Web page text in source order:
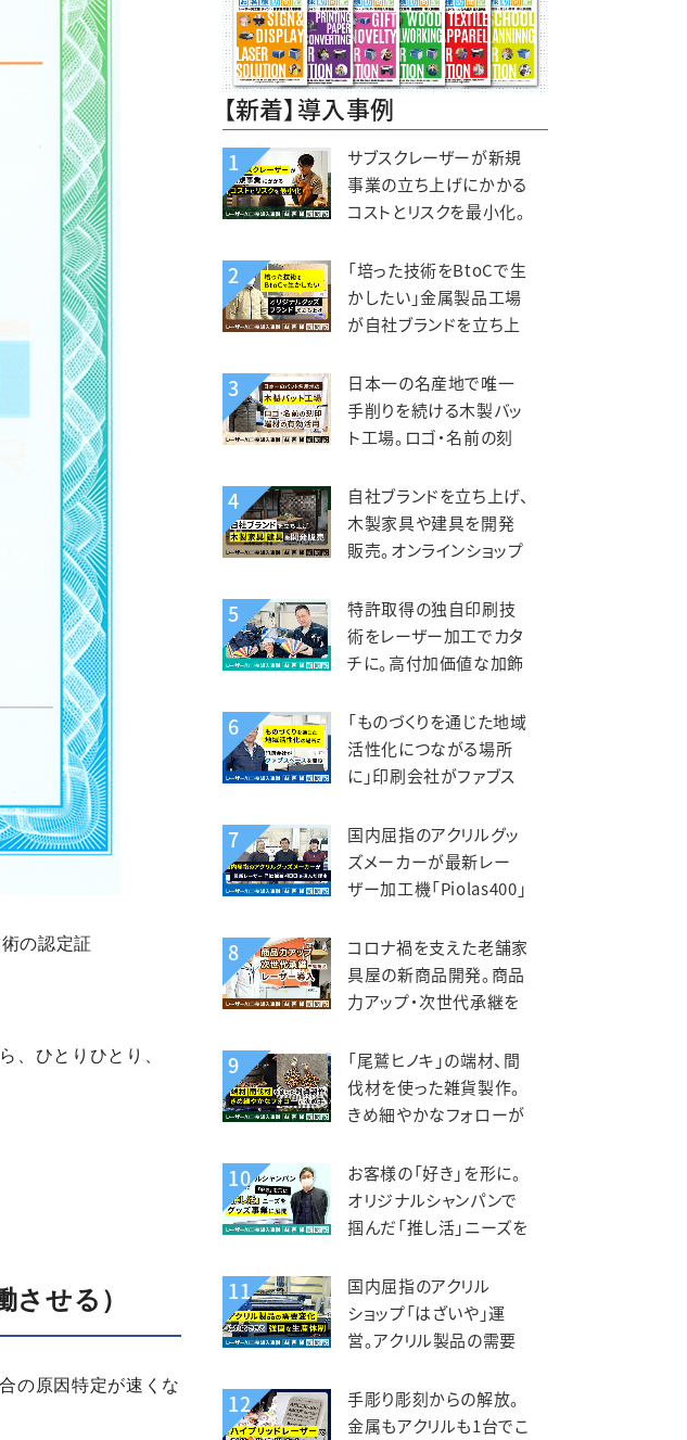
の認定証
、ひとりひとり、
せる）
の原因特定が速くな
【新着】導入事例
1
サブスクレーザーが新規
事業の立ち上げにかかる
コストとリスクを最小化。
kiond（キオンド）様
2
「培った技術をBtoCで生
かしたい」金属製品工場
が自社ブランドを立ち上
造販売。錦中央工業様
3
日本一の名産地で唯一
手削りを続ける木製バッ
ト工場。ロゴ・名前の刻
を活用。エスオースポーツ
工業様
4
自社ブランドを立ち上げ、
木製家具や建具を開発
販売。オンラインショップ
大。KIZAIKU C+（阪口銘
木店）様
5
特許取得の独自印刷技
術をレーザー加工でカタ
チに。高付加価値な加飾
柱へ。智昌加工様
6
「ものづくりを通じた地域
活性化につながる場所
に」印刷会社がファブス
や印刷工業様
7
国内屈指のアクリルグッ
ズメーカーが最新レー
ザー加工機「Piolas400」
（北星社グループ）様
8
コロナ禍を支えた老舗家
具屋の新商品開発。商品
力アップ・次世代承継を
津木工様
9
「尾鷲ヒノキ」の端材、間
伐材を使った雑貨製作。
きめ細やかなフォローが
すや様
10
お客様の「好き」を形に。
オリジナルシャンパンで
掴んだ「推し活」ニーズを
インマーケット様
11
国内屈指のアクリル
ショップ「はざいや」運
営。アクリル製品の需要
生産体制。菅原工芸様
12
手彫り彫刻からの解放。
金属もアクリルも1台でこ